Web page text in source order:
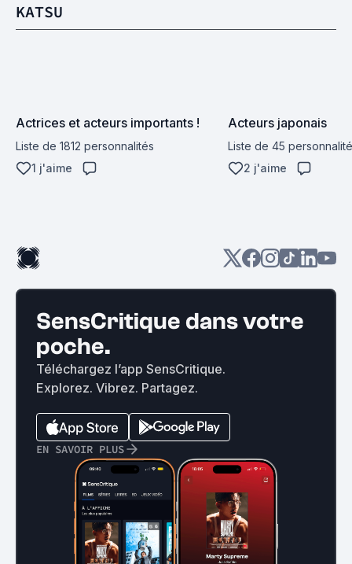
KATSU
Actrices et acteurs importants !
Liste de 1812 personnalités
1 j'aime
Acteurs japonais
Liste de 45
2 j'aime
SensCritique dans votre
poche.
Téléchargez l’app SensCritique.
Explorez. Vibrez. Partagez.
EN SAVOIR PLUS